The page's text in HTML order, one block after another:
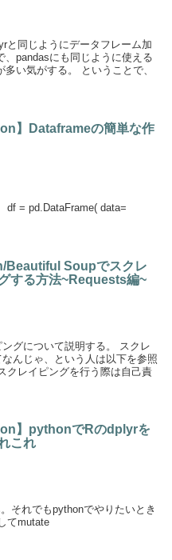
と同じようにデータフレーム加
、pandasにも同じように使える
い気がする。 ということで、
】Dataframeの簡単な作
df = pd.DataFrame( data=
Beautiful Soupでスクレ
する方法~Requests編~
グについて説明する。 スクレ
んじゃ、という人は以下を参照
クレイピングを行う際は自己責
】pythonでRのdplyrを
これ
それでもpythonでやりたいとき
てmutate